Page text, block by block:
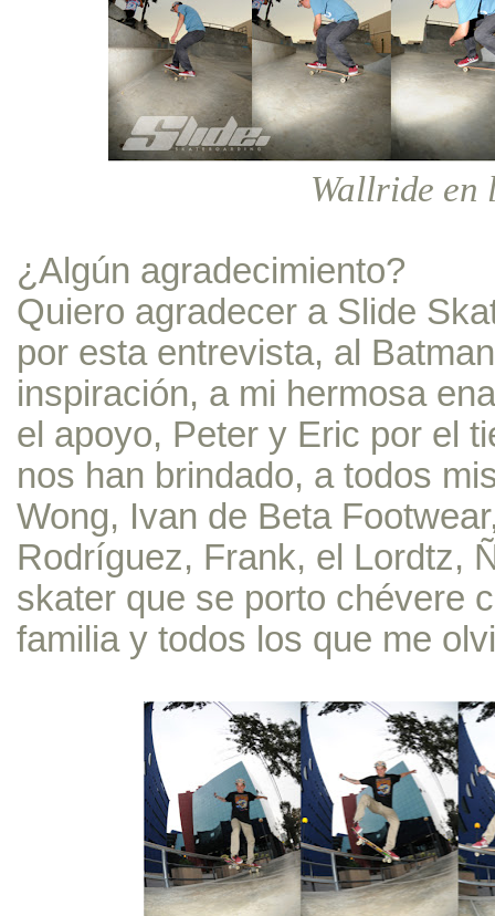
Wallride en
¿Algún agradecimiento?
Quiero agradecer a Slide
por esta entrevista, al
inspiración, a mi hermosa
el apoyo, Peter y Eric por el
nos han brindado, a todos
Wong, Ivan de Beta
Rodríguez, Frank, el Lordtz,
skater que se porto chévere
familia y todos los que me